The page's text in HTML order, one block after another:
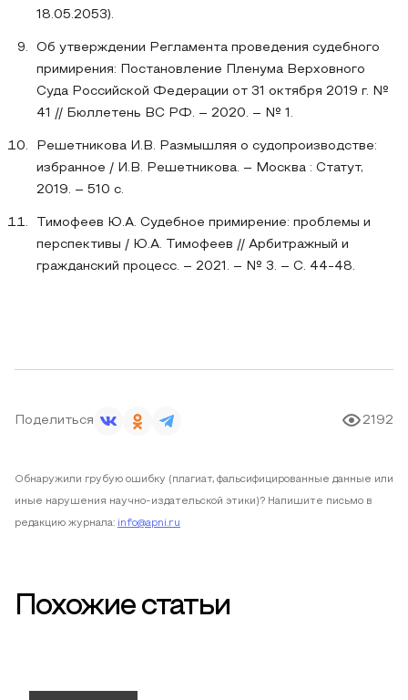
18.05.2053).
Об утверждении Регламента проведения судебного
примирения: Постановление Пленума Верховного
Суда Российской Федерации от 31 октября 2019 г. №
41 // Бюллетень ВС РФ. – 2020. – № 1.
Решетникова И.В. Размышляя о судопроизводстве:
избранное / И.В. Решетникова. – Москва : Статут,
2019. – 510 с.
Тимофеев Ю.А. Судебное примирение: проблемы и
перспективы / Ю.А. Тимофеев // Арбитражный и
гражданский процесс. – 2021. – № 3. – С. 44-48.
Поделиться 2192
Обнаружили грубую ошибку (плагиат, фальсифицированные данные или
иные нарушения научно-издательской этики)? Напишите письмо в
редакцию журнала: info@apni.ru
Похожие статьи